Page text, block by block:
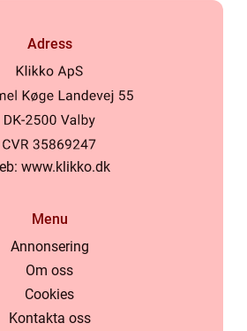
Adress
www.klikko.dk
Menu
Annonsering
Om oss
Cookies
Kontakta oss